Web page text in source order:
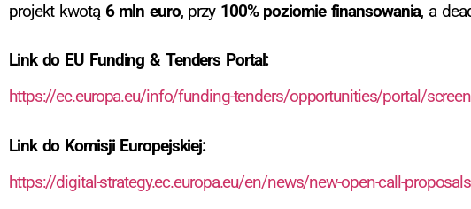
projekt kwotą 6 mln euro, przy 100% poziomie finansowania, a
Link do EU Funding & Tenders Portal:
https://ec.europa.eu/info/funding-tenders/opportunities/portal/
Link do Komisji Europejskiej:
https://digital-strategy.ec.europa.eu/en/news/new-open-call-